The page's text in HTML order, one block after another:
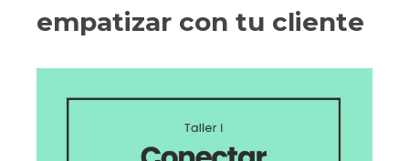
empatizar con tu cliente